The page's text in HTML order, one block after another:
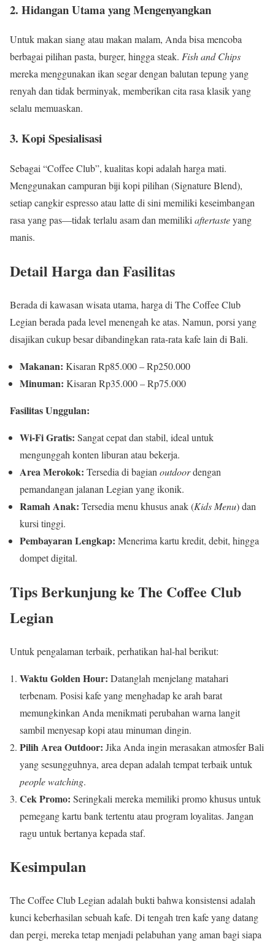
2. Hidangan Utama yang Mengenyangkan
Untuk makan siang atau makan malam, Anda bisa mencoba
berbagai pilihan pasta, burger, hingga steak. Fish and Chips
mereka menggunakan ikan segar dengan balutan tepung yang
renyah dan tidak berminyak, memberikan cita rasa klasik yang
selalu memuaskan.
3. Kopi Spesialisasi
Sebagai “Coffee Club”, kualitas kopi adalah harga mati.
Menggunakan campuran biji kopi pilihan (Signature Blend),
setiap cangkir espresso atau latte di sini memiliki keseimbangan
rasa yang pas—tidak terlalu asam dan memiliki aftertasteyang
manis.
Detail Harga dan Fasilitas
Berada di kawasan wisata utama, harga di The Coffee Club
Legian berada pada level menengah ke atas. Namun, porsi yang
disajikan cukup besar dibandingkan rata-rata kafe lain di Bali.
Makanan: Kisaran Rp85.000 – Rp250.000
Minuman: Kisaran Rp35.000 – Rp75.000
Fasilitas Unggulan:
Wi-Fi Gratis: Sangat cepat dan stabil, ideal untuk
mengunggah konten liburan atau bekerja.
Area Merokok: Tersedia di bagian outdoordengan
pemandangan jalanan Legian yang ikonik.
Ramah Anak: Tersedia menu khusus anak (Kids Menu) dan
kursi tinggi.
Pembayaran Lengkap: Menerima kartu kredit, debit, hingga
dompet digital.
Tips Berkunjung ke The Coffee Club
Legian
Untuk pengalaman terbaik, perhatikan hal-hal berikut:
Waktu Golden Hour: Datanglah menjelang matahari
terbenam. Posisi kafe yang menghadap ke arah barat
memungkinkan Anda menikmati perubahan warna langit
sambil menyesap kopi atau minuman dingin.
Pilih Area Outdoor: Jika Anda ingin merasakan atmosfer Bali
yang sesungguhnya, area depan adalah tempat terbaik untuk
people watching.
Cek Promo: Seringkali mereka memiliki promo khusus untuk
pemegang kartu bank tertentu atau program loyalitas. Jangan
ragu untuk bertanya kepada staf.
Kesimpulan
The Coffee Club Legian adalah bukti bahwa konsistensi adalah
kunci keberhasilan sebuah kafe. Di tengah tren kafe yang datang
dan pergi, mereka tetap menjadi pelabuhan yang aman bagi siapa